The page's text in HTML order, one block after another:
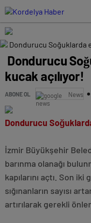
Dondurucu
kucak açılıyor!
ABONE OL News
Dondurucu
İzmir Büyükşehir
barınma olanağı
kapılarını açtı. Son
sığınanların sayısı
artırılarak gerekli